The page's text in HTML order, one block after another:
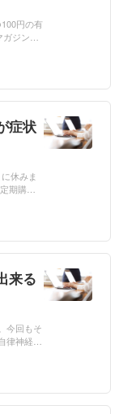
円の有
ガジン
症状
休みま
期購読
来る
今回もそ
神経を